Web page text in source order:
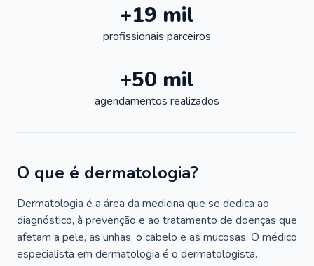
+19 mil
profissionais parceiros
+50 mil
agendamentos realizados
O que é dermatologia?
Dermatologia é a área da medicina que se dedica ao
diagnóstico, à prevenção e ao tratamento de doenças que
afetam a pele, as unhas, o cabelo e as mucosas. O médico
especialista em dermatologia é o dermatologista.